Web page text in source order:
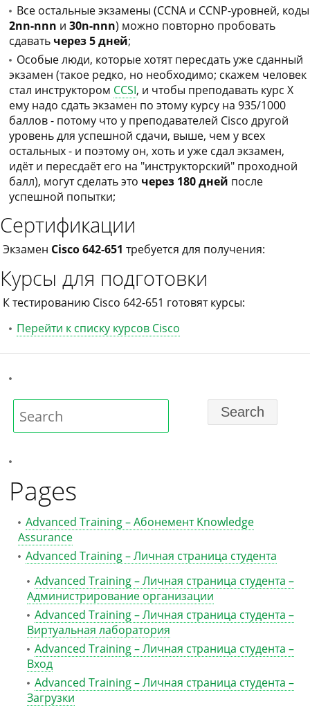
Все остальные экзамены (CCNA и CCNP-уровней, коды
2nn-nnn и 30n-nnn) можно повторно пробовать
сдавать через 5 дней;
Особые люди, которые хотят пересдать уже сданный
экзамен (такое редко, но необходимо; скажем человек
стал инструктором CCSI, и чтобы преподавать курс X
ему надо сдать экзамен по этому курсу на 935/1000
баллов - потому что у преподавателей Cisco другой
уровень для успешной сдачи, выше, чем у всех
остальных - и поэтому он, хоть и уже сдал экзамен,
идёт и пересдаёт его на "инструкторский" проходной
балл), могут сделать это через 180 дней после
успешной попытки;
Сертификации
Экзамен Cisco 642-651 требуется для получения:
Курсы для подготовки
К тестированию Cisco 642-651 готовят курсы:
Перейти к списку курсов Cisco
Pages
Advanced Training – Абонемент Knowledge
Assurance
Advanced Training – Личная страница студента
Advanced Training – Личная страница студента –
Администрирование организации
Advanced Training – Личная страница студента –
Виртуальная лаборатория
Advanced Training – Личная страница студента –
Вход
Advanced Training – Личная страница студента –
Загрузки